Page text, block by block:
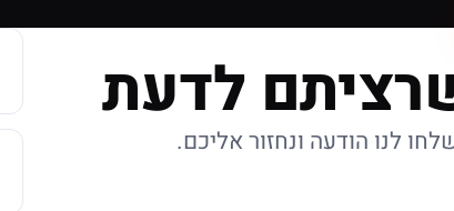
לדעת
לנו הודעה ונחזור אליכם.